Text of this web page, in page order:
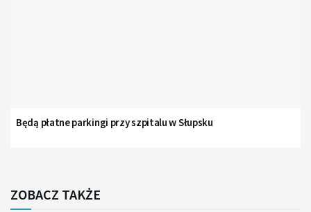
Będą płatne parkingi przy szpitalu w Słupsku
ZOBACZ TAKŻE